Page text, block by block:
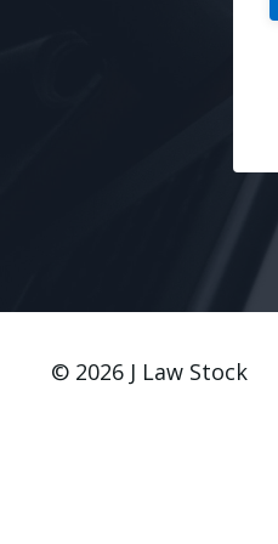
© 2026 J Law Stock